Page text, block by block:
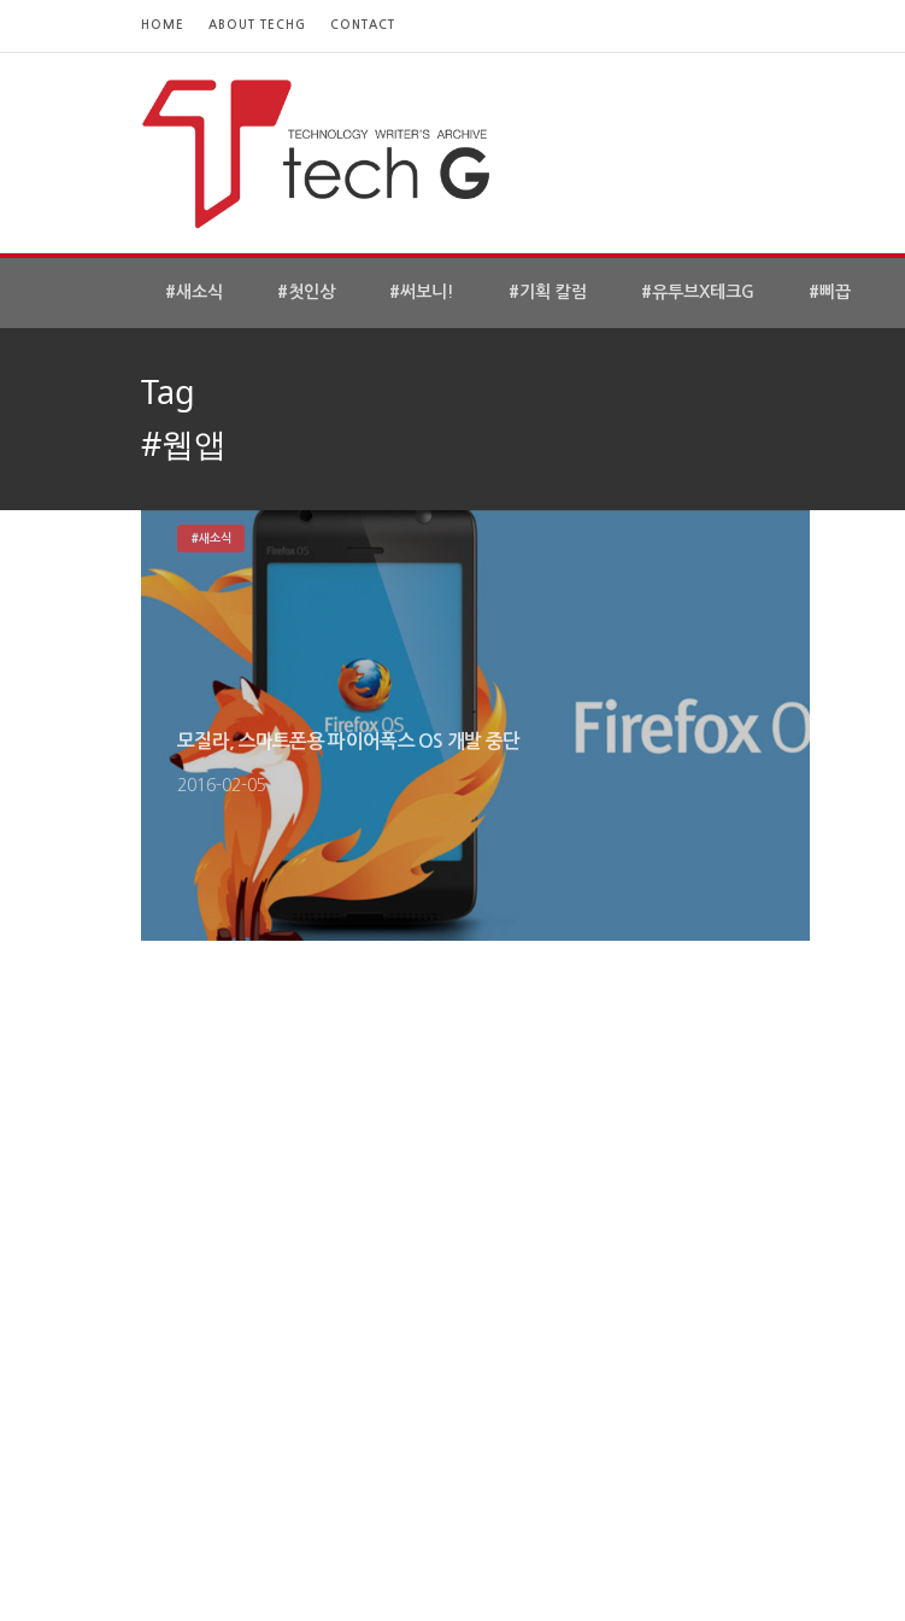
HOME ABOUT TECHG CONTACT
#새소식 #첫인상 #써보니! #기획 칼럼 #유투브X테크G #삐끕
Tag
#웹앱
모질라, 스마트폰용 파이어폭스 OS 개발 중단
2016-02-05
#새소식